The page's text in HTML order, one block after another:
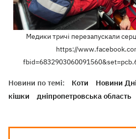
Медики тричі перезапускали
https://
Новини по темі: Коти
Новини
кішки
дніпропетровська область